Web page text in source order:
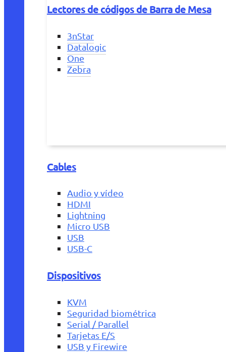
Lectores de códigos de Barra de Mesa
3nStar
Datalogic
One
Zebra
Cables
Audio y vídeo
HDMI
Lightning
Micro USB
USB
USB-C
Dispositivos
KVM
Seguridad biométrica
Serial / Parallel
Tarjetas E/S
USB y Firewire